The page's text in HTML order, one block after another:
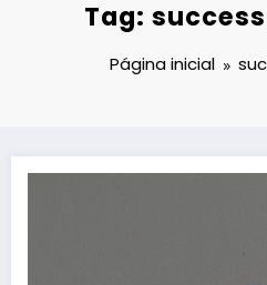
Tag:
Página inicial